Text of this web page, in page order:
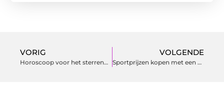
VORIG
Horoscoop voor het sterrenbeeld Vissen in 2022
VOLGENDE
Sportprijzen kopen met een klein budget